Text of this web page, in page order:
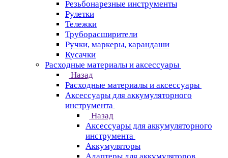
Резьбонарезные инструменты
Рулетки
Тележки
Труборасширители
Ручки, маркеры, карандаши
Кусачки
Расходные материалы и аксессуары
Назад
Расходные материалы и аксессуары
Аксессуары для аккумуляторного
инструмента
Назад
Аксессуары для аккумуляторного
инструмента
Aккумуляторы